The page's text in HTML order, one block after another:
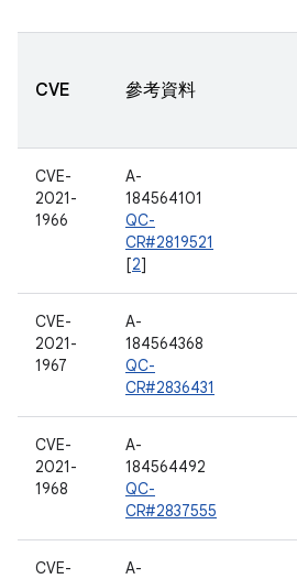
CVE 參考資料
CVE-
2021-
1966
A-
184564101
QC-
CR#2819521
[2]
CVE-
2021-
1967
A-
184564368
QC-
CR#2836431
CVE-
2021-
1968
A-
184564492
QC-
CR#2837555
CVE-
A-